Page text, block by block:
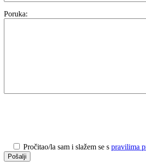
Poruka:
Pročitao/la sam i slažem se s pravilima